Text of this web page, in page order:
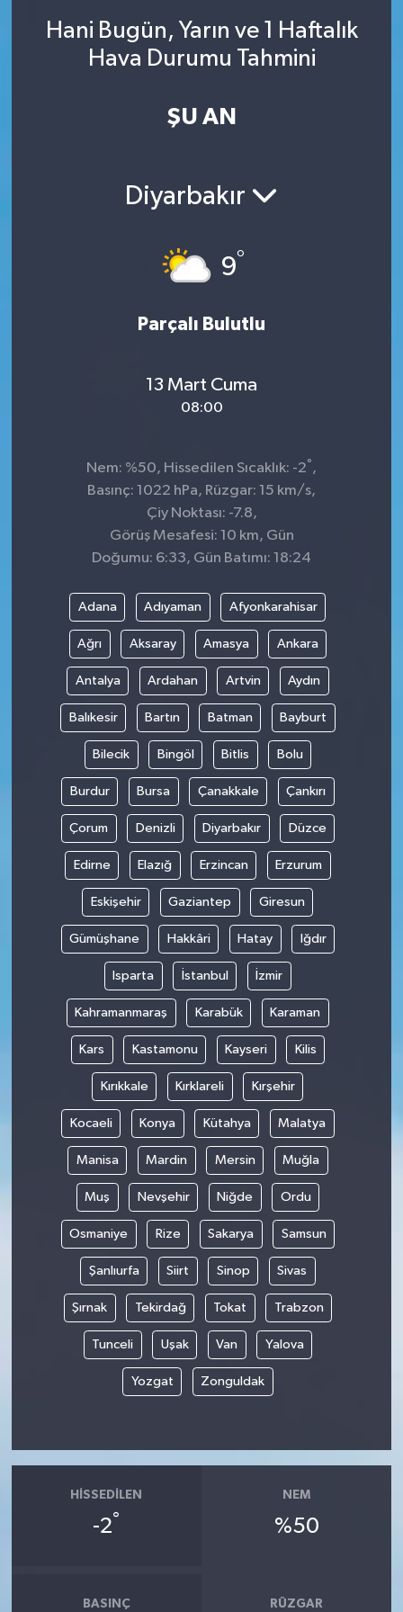
Hani Bugün, Yarın ve 1 Haftalık
Hava Durumu Tahmini
ŞU AN
Diyarbakır
9°
Parçalı Bulutlu
13 Mart Cuma
08:00
Nem: %50, Hissedilen Sıcaklık: -2° ,
Basınç: 1022 hPa, Rüzgar: 15 km/s,
Çiy Noktası: -7.8,
Görüş Mesafesi: 10 km, Gün
Doğumu: 6:33, Gün Batımı: 18:24
Adana Adıyaman Afyonkarahisar
Ağrı Aksaray Amasya Ankara
Antalya Ardahan Artvin Aydın
Balıkesir Bartın Batman Bayburt
Bilecik Bingöl Bitlis Bolu
Burdur Bursa Çanakkale Çankırı
Çorum Denizli Diyarbakır Düzce
Edirne Elazığ Erzincan Erzurum
Eskişehir Gaziantep Giresun
Gümüşhane Hakkâri Hatay Iğdır
Isparta İstanbul İzmir
Kahramanmaraş Karabük Karaman
Kars Kastamonu Kayseri Kilis
Kırıkkale Kırklareli Kırşehir
Kocaeli Konya Kütahya Malatya
Manisa Mardin Mersin Muğla
Muş Nevşehir Niğde Ordu
Osmaniye Rize Sakarya Samsun
Şanlıurfa Siirt Sinop Sivas
Şırnak Tekirdağ Tokat Trabzon
Tunceli Uşak Van Yalova
Yozgat Zonguldak
HISSEDILEN
-2°
NEM
%50
BASINÇ RÜZGAR
SINAVLAR
AKADEMİK/BİLİM